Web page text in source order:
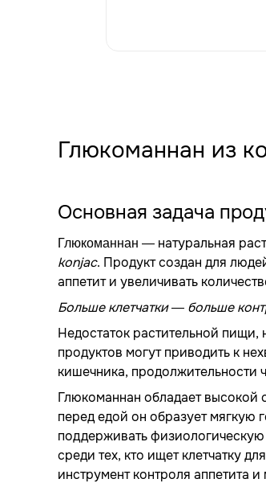
Глюкоманнан из
Основная задача
Глюкоманнан — натуральная
konjac. Продукт создан для
аппетит и увеличивать
Больше клетчатки — больше
Недостаток растительной
продуктов могут приводить к
кишечника, продолжительности
Глюкоманнан обладает высокой
перед едой он образует мягкую
поддерживать
среди тех, кто ищет клетчатку
инструмент контроля аппетита и